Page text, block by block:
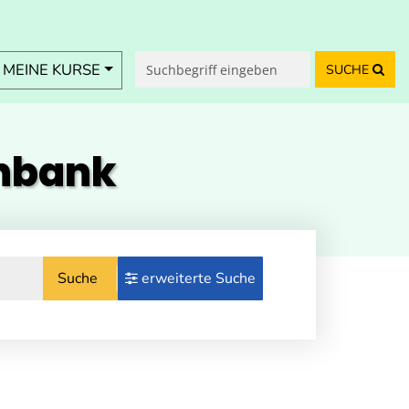
KURSE SUCHE
Suche erweiterte Suche